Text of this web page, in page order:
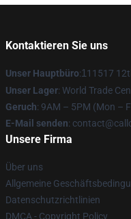
Kontaktieren Sie uns
Unser Hauptbüro:1 11517
Unser Lager: World Trade
Geruch: 9AM – 5PM (Mon –
E-Mail senden:
Unsere Firma
Über uns
Allgemeine
Datenschutzrichtlinien
DMCA - Copyright Policy